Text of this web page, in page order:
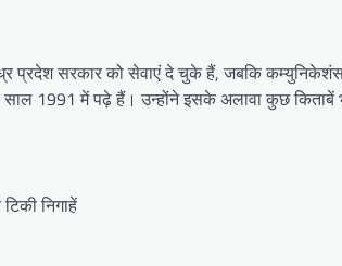
सरकार को सेवाएं दे चुके हैं, जबकि कम्युनिकेशंस
1991 में पढ़े हैं। उन्होंने इसके अलावा कुछ किताबें
निगाहें